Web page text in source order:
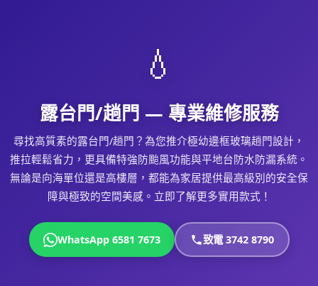
💧
露台門/趟門 — 專業維修服務
尋找高質素的露台門/趟門？為您推介極幼邊框玻璃趟門設計，
推拉輕鬆省力，更具備特強防颱風功能與平地台防水防漏系統。
無論是向海單位還是高樓層，都能為家居提供最高級別的安全保
障與極致的空間美感。立即了解更多實用款式！
WhatsApp 6581 7673 致電 3742 8790